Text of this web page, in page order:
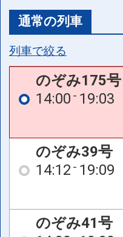
通常の列車
列車で絞る
のぞみ175号
14:00 19:03
のぞみ39号
14:12 19:09
のぞみ41号